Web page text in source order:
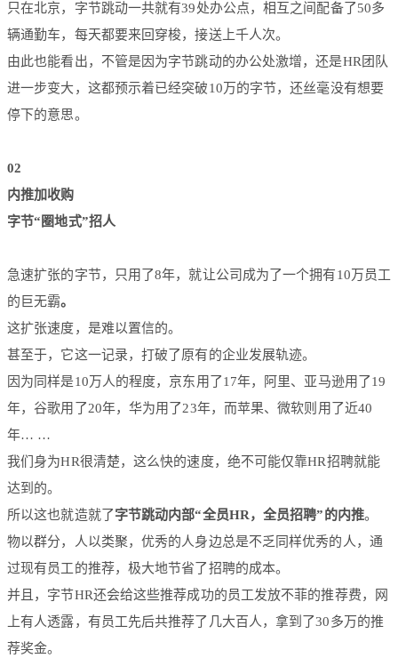
只在北京，字节跳动一共就有39处办公点，相互之间配备了50多
辆通勤车，每天都要来回穿梭，接送上千人次。
由此也能看出，不管是因为字节跳动的办公处激增，还是HR团队
进一步变大，这都预示着已经突破10万的字节，还丝毫没有想要
停下的意思。
02
内推加收购
字节“圈地式”招人
急速扩张的字节，只用了8年，就让公司成为了一个拥有10万员工
的巨无霸。
这扩张速度，是难以置信的。
甚至于，它这一记录，打破了原有的企业发展轨迹。
因为同样是10万人的程度，京东用了17年，阿里、亚马逊用了19
年，谷歌用了20年，华为用了23年，而苹果、微软则用了近40
年… …
我们身为HR很清楚，这么快的速度，绝不可能仅靠HR招聘就能
达到的。
所以这也就造就了字节跳动内部“全员HR，全员招聘”的内推。
物以群分，人以类聚，优秀的人身边总是不乏同样优秀的人，通
过现有员工的推荐，极大地节省了招聘的成本。
并且，字节HR还会给这些推荐成功的员工发放不菲的推荐费，网
上有人透露，有员工先后共推荐了几大百人，拿到了30多万的推
荐奖金。